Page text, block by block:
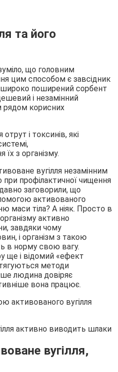
та його
що головним
цим способом є завсідник
поширений сорбент
і незамінний
рядом корисних
і токсинів, які
їх з організму.
вугілля незамінним
профілактичної чищення
заговорили, що
активованого
маси тіла? А ніяк. Просто в
активно
завдяки чому
і організм з такою
в норму свою вагу.
ще і відомий «ефект
методи
людина довіряє
вона працює.
активно виводить шлаки
вугілля,